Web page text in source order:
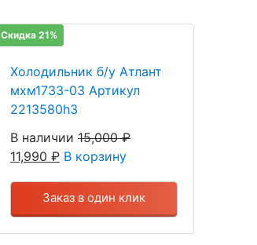
Скидка 21%
Холодильник б/у Атлант
мхм1733-03 Артикул
2213580h3
В наличии 15,000₽
11,990 ₽ В корзину
Заказ в один клик